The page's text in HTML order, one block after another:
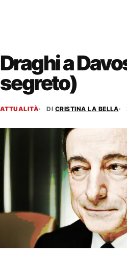
Draghi a
segreto)
ATTUALITÀ DI CRISTINA LA BELLA